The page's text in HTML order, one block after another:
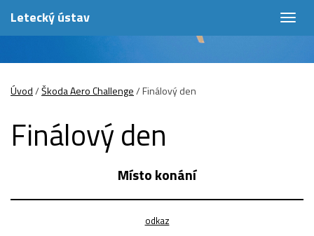
Letecký ústav
Úvod/Škoda Aero Challenge/Finálový den
Finálový den
Místo konání
odkaz